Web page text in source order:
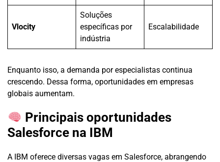
Vlocity
Soluções
específicas por
indústria
Escalabilidade
Enquanto isso, a demanda por especialistas continua
crescendo. Dessa forma, oportunidades em empresas
globais aumentam.
Principais oportunidades
Salesforce na IBM
A IBM oferece diversas vagas em Salesforce, abrangendo